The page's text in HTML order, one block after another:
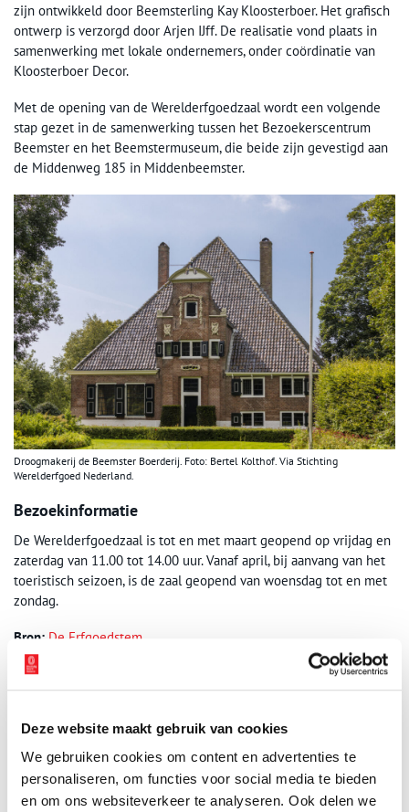
Deze website maakt gebruik van cookies
We gebruiken cookies om content en advertenties te
personaliseren, om functies voor social media te bieden
en om ons websiteverkeer te analyseren. Ook delen we
zijn ontwikkeld door Beemsterling Kay Kloosterboer. Het grafisch
ontwerp is verzorgd door Arjen IJff. De realisatie vond plaats in
samenwerking met lokale ondernemers, onder coördinatie van
Kloosterboer Decor.
Met de opening van de Werelderfgoedzaal wordt een volgende
stap gezet in de samenwerking tussen het Bezoekerscentrum
Beemster en het Beemstermuseum, die beide zijn gevestigd aan
de Middenweg 185 in Middenbeemster.
Droogmakerij de Beemster Boerderij. Foto: Bertel Kolthof. Via Stichting
Werelderfgoed Nederland.
Bezoekinformatie
De Werelderfgoedzaal is tot en met maart geopend op vrijdag en
zaterdag van 11.00 tot 14.00 uur. Vanaf april, bij aanvang van het
toeristisch seizoen, is de zaal geopend van woensdag tot en met
zondag.
Bron: De Erfgoedstem
Publicatiedatum: 30/01/2026
Ontvang de nieuwsbrief